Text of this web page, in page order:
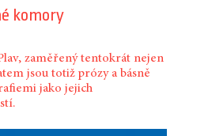
komory
zaměřený tentokrát nejen
jsou totiž prózy a básně
jako jejich